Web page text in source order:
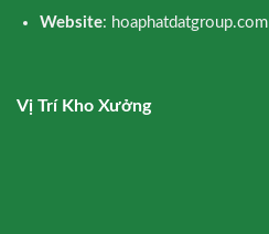
Website: hoaphatdatgroup.com
Vị Trí Kho Xưởng